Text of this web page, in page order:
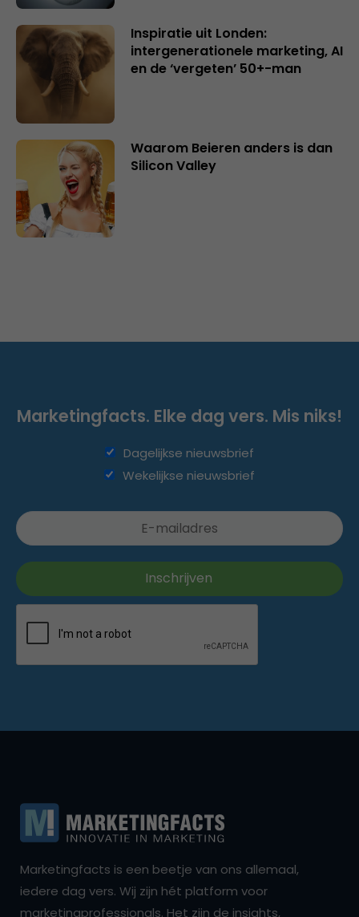
Inspiratie uit Londen:
intergenerationele marketing, AI
en de ‘vergeten’ 50+-man
Waarom Beieren anders is dan
Silicon Valley
Marketingfacts. Elke dag vers. Mis niks!
Dagelijkse nieuwsbrief
Wekelijkse nieuwsbrief
Marketingfacts is een beetje van ons allemaal,
iedere dag vers. Wij zijn hét platform voor
marketingprofessionals. Het zijn de insights,